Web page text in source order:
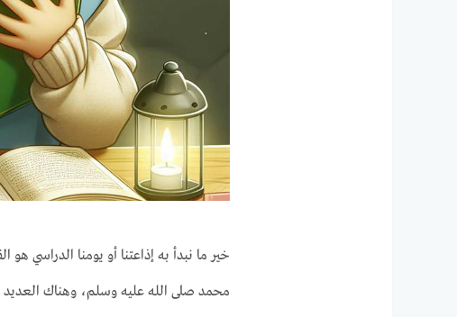
خير ما نبدأ به إذاعتنا أو يومنا الدراسي
محمد صلى الله عليه وسلم، وهناك العديد